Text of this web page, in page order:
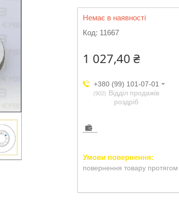
Немає в наявності
Код: 11667
1 027,40 ₴
+380 (99) 101-07-01
902
Відділ продажів
роздріб
повернення товару протягом